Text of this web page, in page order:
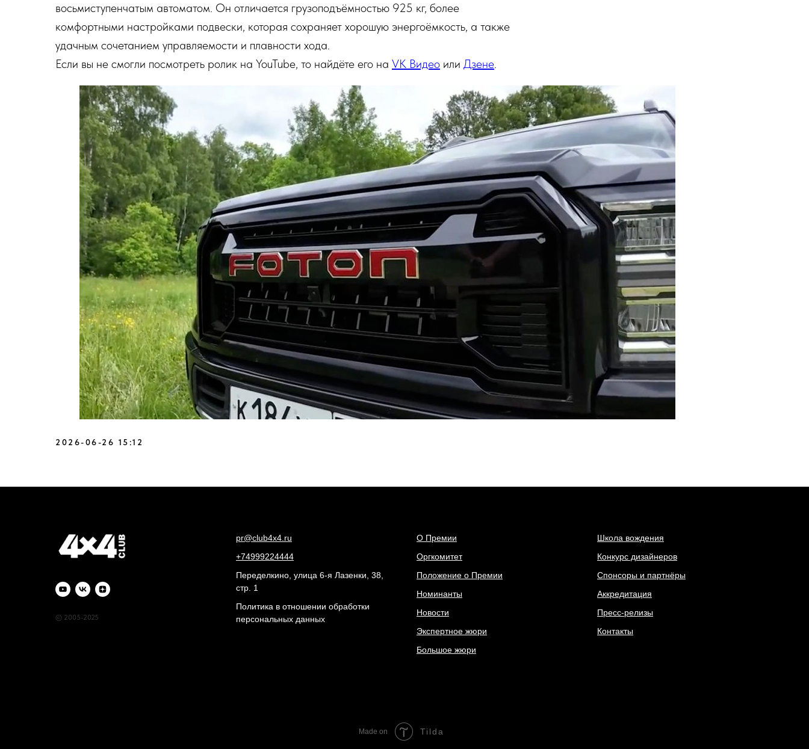
восьмиступенчатым автоматом. Он отличается грузоподъёмностью 925 кг, более
комфортными настройками подвески, которая сохраняет хорошую энергоёмкость, а также
удачным сочетанием управляемости и плавности хода.
Если вы не смогли посмотреть ролик на YouTube, то найдёте его на VK Видео или Дзене.
2026-06-26 15:12
© 2005-2025
pr@club4x4.ru
+74999224444
Переделкино, улица 6-я Лазенки, 38,
стр. 1
Политика в отношении обработки
персональных данных
О Премии
Оргкомитет
Положение о Премии
Номинанты
Новости
Экспертное жюри
Большое жюри
Школа вождения
Конкурс дизайнеров
Спонсоры и партнёры
Аккредитация
Пресс-релизы
Контакты
Made on Tilda